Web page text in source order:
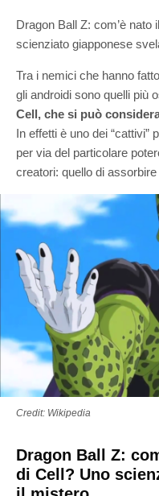
Dragon Ball Z: com’è nato
scienziato giapponese
Tra i nemici che hanno
gli androidi sono quelli più
Cell, che si può
In effetti è uno dei “cattivi”
per via del particolare
creatori: quello di
Credit: Wikipedia
Dragon Ball Z:
di Cell? Uno